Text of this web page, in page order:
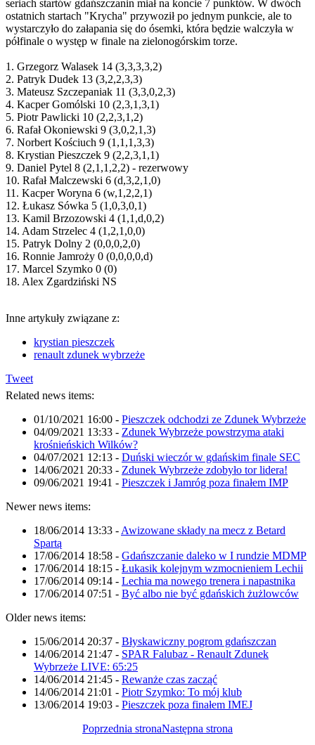
seriach startów gdańszczanin miał na koncie 7 punktów. W dwóch
ostatnich startach "Krycha" przywoził po jednym punkcie, ale to
wystarczyło do załapania się do ósemki, która będzie walczyła w
półfinale o występ w finale na zielonogórskim torze.
1. Grzegorz Walasek 14 (3,3,3,3,2)
2. Patryk Dudek 13 (3,2,2,3,3)
3. Mateusz Szczepaniak 11 (3,3,0,2,3)
4. Kacper Gomólski 10 (2,3,1,3,1)
5. Piotr Pawlicki 10 (2,2,3,1,2)
6. Rafał Okoniewski 9 (3,0,2,1,3)
7. Norbert Kościuch 9 (1,1,1,3,3)
8. Krystian Pieszczek 9 (2,2,3,1,1)
9. Daniel Pytel 8 (2,1,1,2,2) - rezerwowy
10. Rafał Malczewski 6 (d,3,2,1,0)
11. Kacper Woryna 6 (w,1,2,2,1)
12. Łukasz Sówka 5 (1,0,3,0,1)
13. Kamil Brzozowski 4 (1,1,d,0,2)
14. Adam Strzelec 4 (1,2,1,0,0)
15. Patryk Dolny 2 (0,0,0,2,0)
16. Ronnie Jamroży 0 (0,0,0,0,d)
17. Marcel Szymko 0 (0)
18. Alex Zgardziński NS
Inne artykuły związane z:
krystian pieszczek
renault zdunek wybrzeże
Tweet
Related news items:
01/10/2021 16:00 - Pieszczek odchodzi ze Zdunek Wybrzeże
04/09/2021 13:33 - Zdunek Wybrzeże powstrzyma ataki
krośnieńskich Wilków?
04/07/2021 12:13 - Duński wieczór w gdańskim finale SEC
14/06/2021 20:33 - Zdunek Wybrzeże zdobyło tor lidera!
09/06/2021 19:41 - Pieszczek i Jamróg poza finałem IMP
Newer news items:
18/06/2014 13:33 - Awizowane składy na mecz z Betard
Spartą
17/06/2014 18:58 - Gdańszczanie daleko w I rundzie MDMP
17/06/2014 18:15 - Łukasik kolejnym wzmocnieniem Lechii
17/06/2014 09:14 - Lechia ma nowego trenera i napastnika
17/06/2014 07:51 - Być albo nie być gdańskich żużlowców
Older news items:
15/06/2014 20:37 - Błyskawiczny pogrom gdańszczan
14/06/2014 21:47 - SPAR Falubaz - Renault Zdunek
Wybrzeże LIVE: 65:25
14/06/2014 21:45 - Rewanże czas zacząć
14/06/2014 21:01 - Piotr Szymko: To mój klub
13/06/2014 19:03 - Pieszczek poza finałem IMEJ
Poprzednia stronaNastępna strona